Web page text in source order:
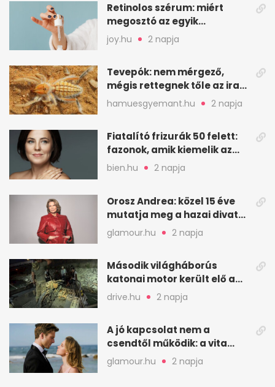
Retinolos szérum: miért
megosztó az egyik
leghatásosabb
öregedésgátló?
joy.hu 2 napja
Tevepók: nem mérgező,
mégis rettegnek tőle az iraki
sivatagban
hamuesgyemant.hu 2 napja
Fiatalító frizurák 50 felett:
fazonok, amik kiemelik az
arcodat
bien.hu 2 napja
Orosz Andrea: közel 15 éve
mutatja meg a hazai divat
arcait
glamour.hu 2 napja
Második világháborús
katonai motor került elő a
Dunából a Batthyány térnél
drive.hu 2 napja
A jó kapcsolat nem a
csendtől működik: a vita
néha egészséges jel
glamour.hu 2 napja